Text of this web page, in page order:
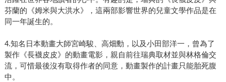
芬蘭的《姆米與大洪水》，這兩部影響世界的兒童文學作品是在
同一年誕生的。
4.知名日本動畫大師宮崎駿、高畑勳，以及小田部洋一，曾為了
製作《長襪皮皮》的動畫電影，親自前往瑞典取材並與林格倫交
流，可惜最後沒有取得作者的同意，動畫製作的計畫只能胎死腹
中。